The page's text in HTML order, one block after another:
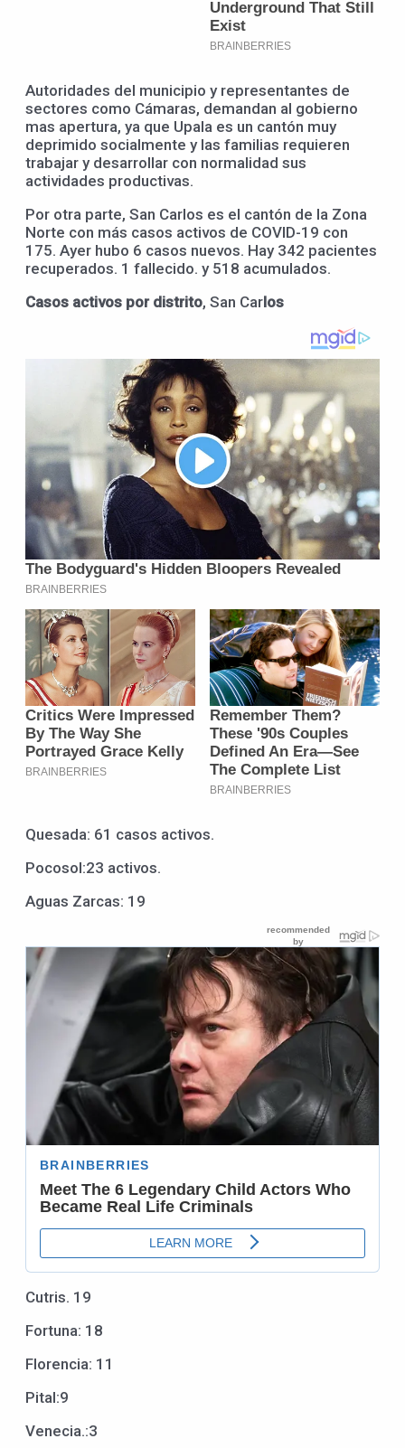
Autoridades del municipio y representantes de
sectores como Cámaras, demandan al gobierno
mas apertura, ya que Upala es un cantón muy
deprimido socialmente y las familias requieren
trabajar y desarrollar con normalidad sus
actividades productivas.
Por otra parte, San Carlos es el cantón de la Zona
Norte con más casos activos de COVID-19 con
175. Ayer hubo 6 casos nuevos. Hay 342 pacientes
recuperados. 1 fallecido. y 518 acumulados.
Casos activos por distrito, San Carlos
Quesada: 61 casos activos.
Pocosol:23 activos.
Aguas Zarcas: 19
Cutris. 19
Fortuna: 18
Florencia: 11
Pital:9
Venecia.:3